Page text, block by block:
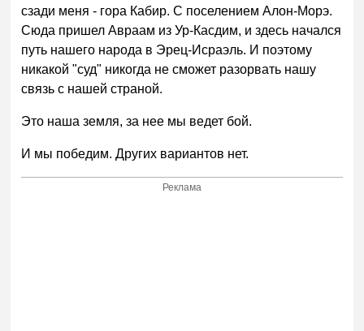
сзади меня - гора Кабир. С поселением Алон-Морэ.
Сюда пришел Авраам из Ур-Касдим, и здесь начался
путь нашего народа в Эрец-Исраэль. И поэтому
никакой "суд" никогда не сможет разорвать нашу
связь с нашей страной.
Это наша земля, за нее мы ведет бой.
И мы победим. Других вариантов нет.
Реклама